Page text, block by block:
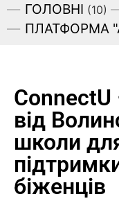
ГОЛОВНІ (10)
ПЛАТФОРМА
від
школи
біженців